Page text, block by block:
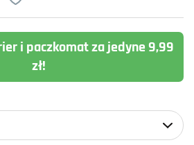
i paczkomat za jedyne 9,99
zł!